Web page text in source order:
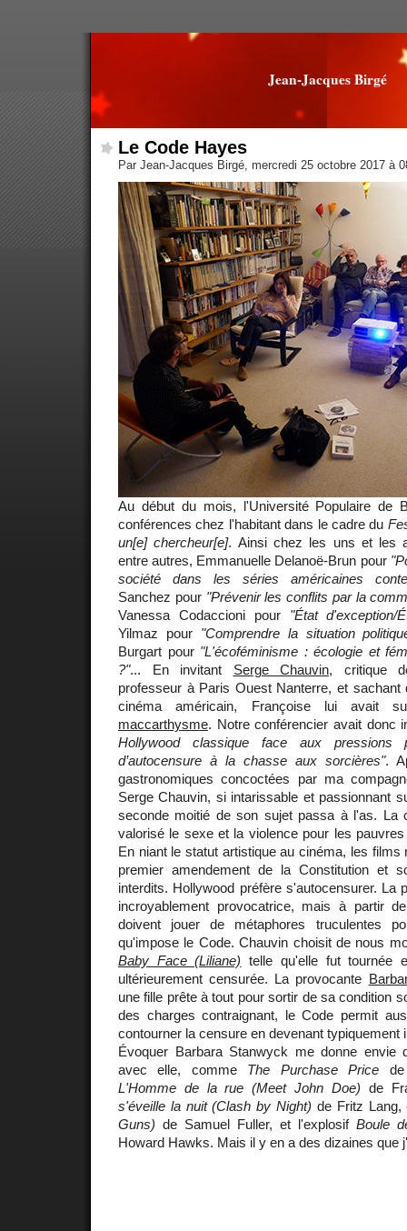
Jean-Jacques Birgé
Le Code Hayes
Par Jean-Jacques Birgé, mercredi 25 octobre 2017 à
Au début du mois, l'Université Populaire de
conférences chez l'habitant dans le cadre du
un[e] chercheur[e]. Ainsi chez les uns et les
entre autres, Emmanuelle Delanoë-Brun pour
société dans les séries américaines
Sanchez pour "Prévenir les conflits par la
Vanessa Codaccioni pour "État d'exception/
Yilmaz pour "Comprendre la situation
Burgart pour "L'écoféminisme : écologie et
?"... En invitant Serge Chauvin, critique
professeur à Paris Ouest Nanterre, et sachant
cinéma américain, Françoise lui avait
maccarthysme. Notre conférencier avait donc
Hollywood classique face aux
d’autocensure à la chasse aux sorcières".
gastronomiques concoctées par ma
Serge Chauvin, si intarissable et passionnant
seconde moitié de son sujet passa à l'as. La
valorisé le sexe et la violence pour les
En niant le statut artistique au cinéma, les
premier amendement de la Constitution et
interdits. Hollywood préfère s'autocensurer. La
incroyablement provocatrice, mais à partir
doivent jouer de métaphores truculentes
qu'impose le Code. Chauvin choisit de nous
Baby Face (Liliane) telle qu'elle fut tournée
ultérieurement censurée. La provocante
une fille prête à tout pour sortir de sa condition
des charges contraignant, le Code permit
contourner la censure en devenant typiquement
Évoquer Barbara Stanwyck me donne envie
avec elle, comme The Purchase Price de
L'Homme de la rue (Meet John Doe) de
s'éveille la nuit (Clash by Night) de Fritz Lang,
Guns) de Samuel Fuller, et l'explosif Boule
Howard Hawks. Mais il y en a des dizaines que